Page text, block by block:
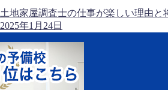
土地家屋調査士の仕事が楽しい理由と
2025年1月24日